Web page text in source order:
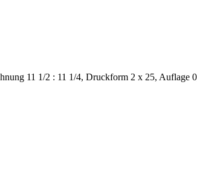
11 1/2 : 11 1/4, Druckform 2 x 25, Auflage